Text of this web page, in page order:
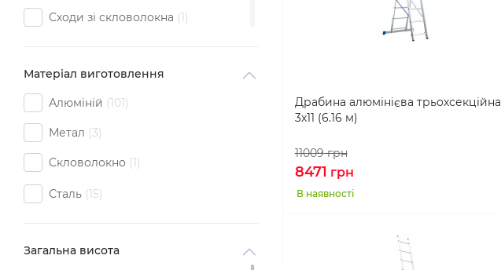
Сходи зі скловолокна 1
Універсальна 21
Шарнірна 15
Матеріал виготовлення
Алюміній 101
Метал 3
Скловолокно 1
Сталь 15
Загальна висота
Драбина алюмінієва трьохсекційна
3х11 (6.16 м)
11009грн
8471 грн
В наявності